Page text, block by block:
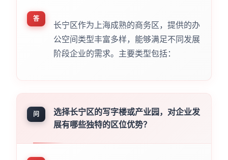
答
长宁区作为上海成熟的商务区，提供的办
公空间类型丰富多样，能够满足不同发展
阶段企业的需求。主要类型包括：
问
选择长宁区的写字楼或产业园，对企业发
展有哪些独特的区位优势？